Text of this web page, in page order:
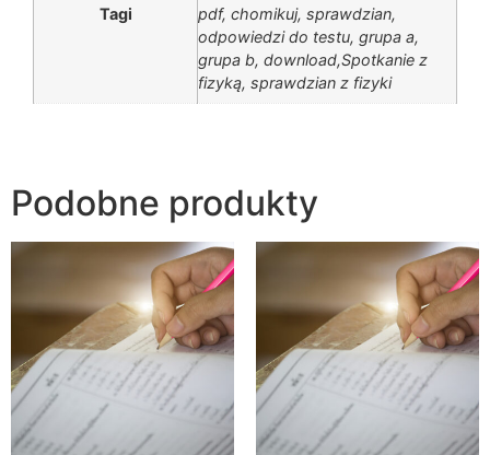
Tagi
pdf, chomikuj, sprawdzian,
odpowiedzi do testu, grupa a,
grupa b, download,Spotkanie z
fizyką, sprawdzian z fizyki
Podobne produkty